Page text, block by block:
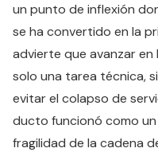
un punto de inflexión
se ha convertido en la
advierte que avanzar
solo una tarea técnica,
evitar el colapso de
ducto funcionó como
fragilidad de la cadena